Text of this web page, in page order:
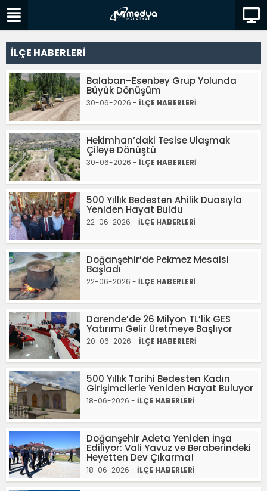
İLÇE HABERLERİ
Balaban–Esenbey Grup Yolunda
Büyük Dönüşüm
30-06-2026 - İLÇE HABERLERİ
Hekimhan’daki Tesise Ulaşmak
Çileye Dönüştü
30-06-2026 - İLÇE HABERLERİ
500 Yıllık Bedesten Ahilik Duasıyla
Yeniden Hayat Buldu
22-06-2026 - İLÇE HABERLERİ
Doğanşehir’de Pekmez Mesaisi
Başladı
22-06-2026 - İLÇE HABERLERİ
Darende’de 26 Milyon TL’lik GES
Yatırımı Gelir Üretmeye Başlıyor
20-06-2026 - İLÇE HABERLERİ
500 Yıllık Tarihi Bedesten Kadın
Girişimcilerle Yeniden Hayat Buluyor
18-06-2026 - İLÇE HABERLERİ
Doğanşehir Adeta Yeniden İnşa
Ediliyor: Vali Yavuz ve Beraberindeki
Heyetten Dev Çıkarma!
18-06-2026 - İLÇE HABERLERİ